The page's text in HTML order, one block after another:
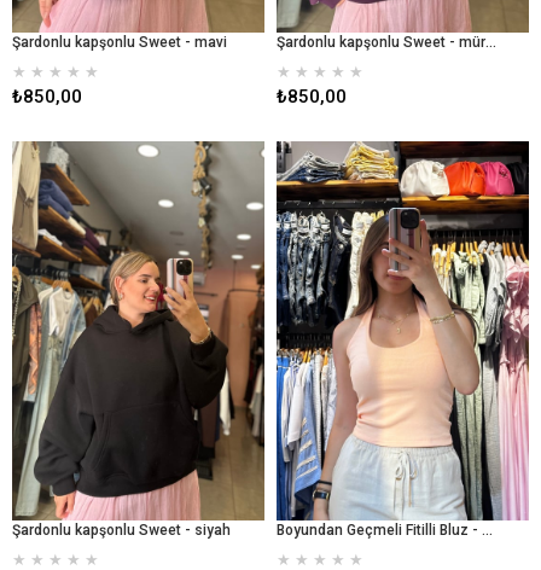
Şardonlu kapşonlu Sweet - mavi
★ ★ ★ ★ ★
₺850,00
Şardonlu kapşonlu Sweet - mürdüm
★ ★ ★ ★ ★
₺850,00
Şardonlu kapşonlu Sweet - siyah
★ ★ ★ ★ ★
Boyundan Geçmeli Fitilli Bluz - yavruağzı
★ ★ ★ ★ ★